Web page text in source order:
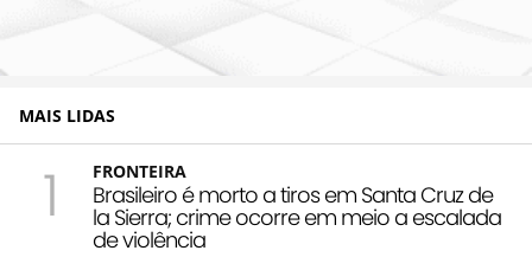
MAIS LIDAS
1 FRONTEIRA
Brasileiro é morto a tiros em Santa Cruz de
la Sierra; crime ocorre em meio a escalada
de violência